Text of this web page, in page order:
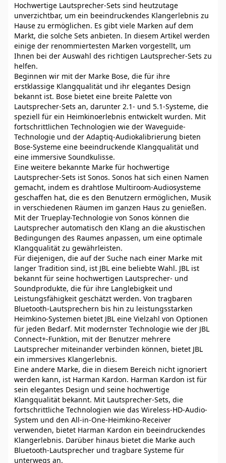
Hochwertige Lautsprecher-Sets sind heutzutage
unverzichtbar, um ein beeindruckendes Klangerlebnis zu
Hause zu ermöglichen. Es gibt viele Marken auf dem
Markt, die solche Sets anbieten. In diesem Artikel werden
einige der renommiertesten Marken vorgestellt, um
Ihnen bei der Auswahl des richtigen Lautsprecher-Sets zu
helfen.
Beginnen wir mit der Marke Bose, die für ihre
erstklassige Klangqualität und ihr elegantes Design
bekannt ist. Bose bietet eine breite Palette von
Lautsprecher-Sets an, darunter 2.1- und 5.1-Systeme, die
speziell für ein Heimkinoerlebnis entwickelt wurden. Mit
fortschrittlichen Technologien wie der Waveguide-
Technologie und der Adaptiq-Audiokalibrierung bieten
Bose-Systeme eine beeindruckende Klangqualität und
eine immersive Soundkulisse.
Eine weitere bekannte Marke für hochwertige
Lautsprecher-Sets ist Sonos. Sonos hat sich einen Namen
gemacht, indem es drahtlose Multiroom-Audiosysteme
geschaffen hat, die es den Benutzern ermöglichen, Musik
in verschiedenen Räumen im ganzen Haus zu genießen.
Mit der Trueplay-Technologie von Sonos können die
Lautsprecher automatisch den Klang an die akustischen
Bedingungen des Raumes anpassen, um eine optimale
Klangqualität zu gewährleisten.
Für diejenigen, die auf der Suche nach einer Marke mit
langer Tradition sind, ist JBL eine beliebte Wahl. JBL ist
bekannt für seine hochwertigen Lautsprecher- und
Soundprodukte, die für ihre Langlebigkeit und
Leistungsfähigkeit geschätzt werden. Von tragbaren
Bluetooth-Lautsprechern bis hin zu leistungsstarken
Heimkino-Systemen bietet JBL eine Vielzahl von Optionen
für jeden Bedarf. Mit modernster Technologie wie der JBL
Connect+-Funktion, mit der Benutzer mehrere
Lautsprecher miteinander verbinden können, bietet JBL
ein immersives Klangerlebnis.
Eine andere Marke, die in diesem Bereich nicht ignoriert
werden kann, ist Harman Kardon. Harman Kardon ist für
sein elegantes Design und seine hochwertige
Klangqualität bekannt. Mit Lautsprecher-Sets, die
fortschrittliche Technologien wie das Wireless-HD-Audio-
System und den All-in-One-Heimkino-Receiver
verwenden, bietet Harman Kardon ein beeindruckendes
Klangerlebnis. Darüber hinaus bietet die Marke auch
Bluetooth-Lautsprecher und tragbare Systeme für
unterwegs an.